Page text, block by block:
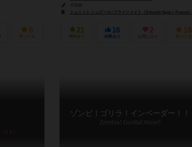
6
持ってる
シュミット シュピール+フライツァイト（Schmidt Spiel + Freizeit）
21
興味あり
16
経験あり
2
お気に入り
18
持ってる
5.6
ゾンビ！ゴリラ！インベーダー！！
Zombie! Gorilla! Aline!!